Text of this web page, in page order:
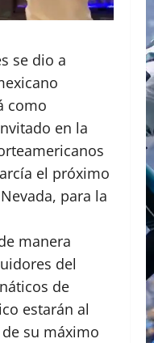
se dio a
como
en la
el próximo
para la
manera
del
de
estarán al
su máximo